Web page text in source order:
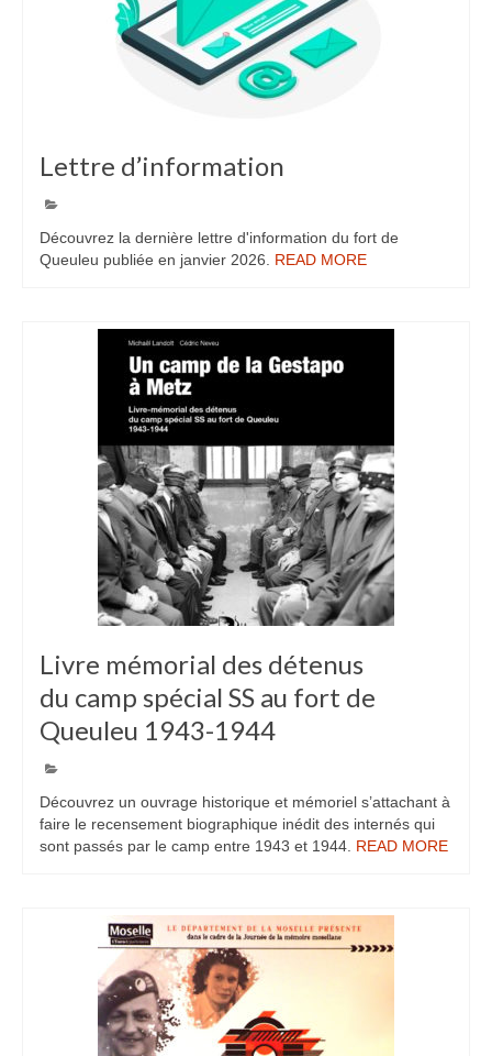
Lettre d’information
Découvrez la dernière lettre d'information du fort de
Queuleu publiée en janvier 2026. READ MORE
Livre mémorial des détenus
du camp spécial SS au fort de
Queuleu 1943-1944
Découvrez un ouvrage historique et mémoriel s’attachant à
faire le recensement biographique inédit des internés qui
sont passés par le camp entre 1943 et 1944. READ MORE